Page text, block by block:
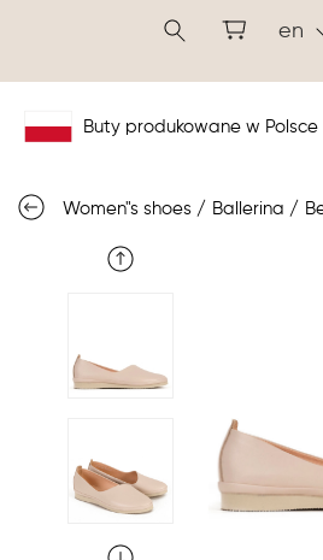
en
Buty produkowane w Polsce
Women"s shoes / Ballerina /